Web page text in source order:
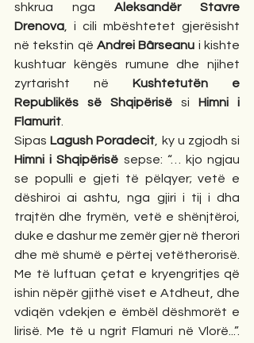
shkrua nga Aleksandër Stavre
Drenova, i cili mbështetet gjerësisht
në tekstin që Andrei Bârseanu i kishte
kushtuar këngës rumune dhe njihet
zyrtarisht në Kushtetutën e
Republikës së Shqipërisë si Himni i
Flamurit.
Sipas Lagush Poradecit
Himni i Shqipërisë sepse: “… kjo ngjau
se populli e gjeti të pëlqyer; vetë e
dëshiroi ai ashtu, nga gjiri i tij i dha
trajtën dhe frymën, vetë e shënjtëroi,
duke e dashur me zemër gjer në therori
dhe më shumë e përtej vetëtherorisë.
Me të luftuan çetat e kryengritjes që
ishin nëpër gjithë viset e Atdheut, dhe
vdiqën vdekjen e ëmbël dëshmorët e
lirisë. Me të u ngrit Flamuri në Vlorë...”.